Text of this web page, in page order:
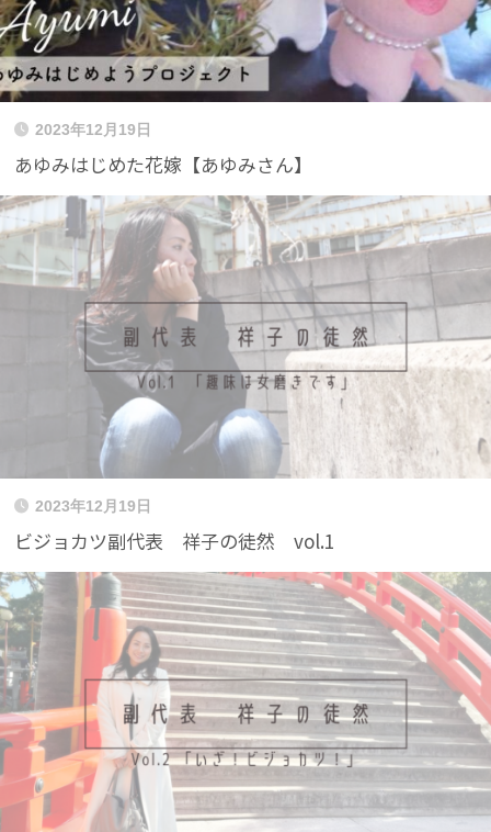
2023年12月19日
あゆみはじめた花嫁【あゆみさん】
2023年12月19日
ビジョカツ副代表 祥子の徒然 vol.1